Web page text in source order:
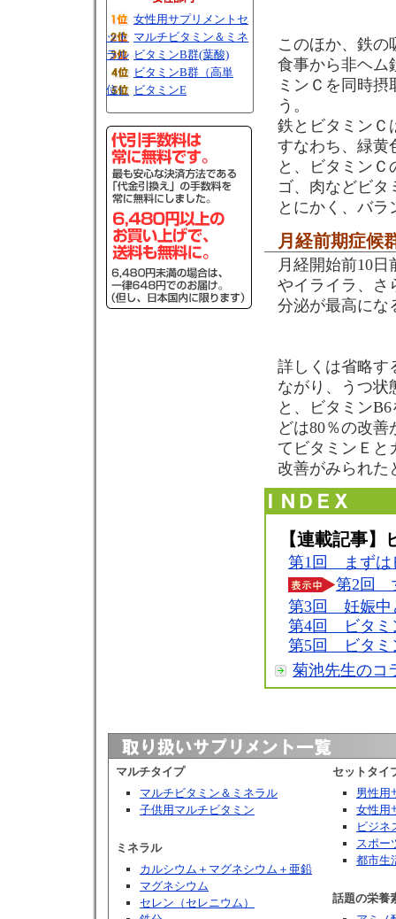
このほか、鉄の
食事から非ヘム
ミンＣを同時
う。
鉄とビタミンＣ
すなわち、緑黄
と、ビタミン
ゴ、肉などビタ
とにかく、バラ
月経前期症候
月経開始前10
やイライラ、さ
分泌が最高にな
詳しくは省略す
ながり、うつ状
と、ビタミン
どは80％の改
てビタミンＥと
改善がみられた
【連載記事
第1回 まずは
第2回
第3回 妊娠中
第4回 ビタミ
第5回 ビタミ
菊池先生のコ
女性用サプリメントセ
ット マルチビタミン＆ミネ
ラル ビタミンB群(葉酸)
ビタミンB群（高単
位） ビタミンE
マルチタイプ
マルチビタミン＆ミネラル
子供用マルチビタミン
ミネラル
カルシウム＋マグネシウム＋亜鉛
マグネシウム
セレン（セレニウム）
セットタイ
男性用
女性用
ビジネ
スポー
都市生
話題の栄養